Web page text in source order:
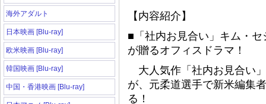
海外アダルト
日本映画 [Blu-ray]
欧米映画 [Blu-ray]
韓国映画 [Blu-ray]
中国・香港映画 [Blu-ray]
【内容紹介】
■「社内お見合い」キム・
が贈るオフィスドラマ！
大人気作「社内お見合い
が、元柔道選手で新米編集
る！